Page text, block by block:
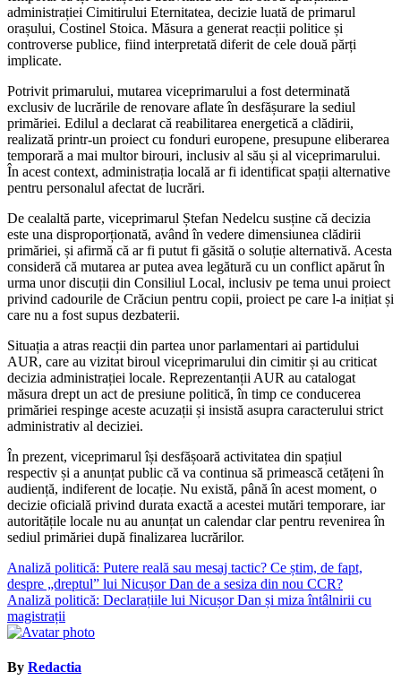
administrației Cimitirului Eternitatea, decizie luată de primarul
orașului, Costinel Stoica. Măsura a generat reacții politice și
controverse publice, fiind interpretată diferit de cele două părți
implicate.
Potrivit primarului, mutarea viceprimarului a fost determinată
exclusiv de lucrările de renovare aflate în desfășurare la sediul
primăriei. Edilul a declarat că reabilitarea energetică a clădirii,
realizată printr-un proiect cu fonduri europene, presupune eliberarea
temporară a mai multor birouri, inclusiv al său și al viceprimarului.
În acest context, administrația locală ar fi identificat spații alternative
pentru personalul afectat de lucrări.
De cealaltă parte, viceprimarul Ștefan Nedelcu susține că decizia
este una disproporționată, având în vedere dimensiunea clădirii
primăriei, și afirmă că ar fi putut fi găsită o soluție alternativă. Acesta
consideră că mutarea ar putea avea legătură cu un conflict apărut în
urma unor discuții din Consiliul Local, inclusiv pe tema unui proiect
privind cadourile de Crăciun pentru copii, proiect pe care l-a inițiat și
care nu a fost supus dezbaterii.
Situația a atras reacții din partea unor parlamentari ai partidului
AUR, care au vizitat biroul viceprimarului din cimitir și au criticat
decizia administrației locale. Reprezentanții AUR au catalogat
măsura drept un act de presiune politică, în timp ce conducerea
primăriei respinge aceste acuzații și insistă asupra caracterului strict
administrativ al deciziei.
În prezent, viceprimarul își desfășoară activitatea din spațiul
respectiv și a anunțat public că va continua să primească cetățeni în
audiență, indiferent de locație. Nu există, până în acest moment, o
decizie oficială privind durata exactă a acestei mutări temporare, iar
autoritățile locale nu au anunțat un calendar clar pentru revenirea în
sediul primăriei după finalizarea lucrărilor.
Navigare
în
articole
Analiză politică: Putere reală sau mesaj tactic? Ce știm, de fapt,
despre „dreptul” lui Nicușor Dan de a sesiza din nou CCR?
Analiză politică: Declarațiile lui Nicușor Dan și miza întâlnirii cu
magistrații
By Redactia